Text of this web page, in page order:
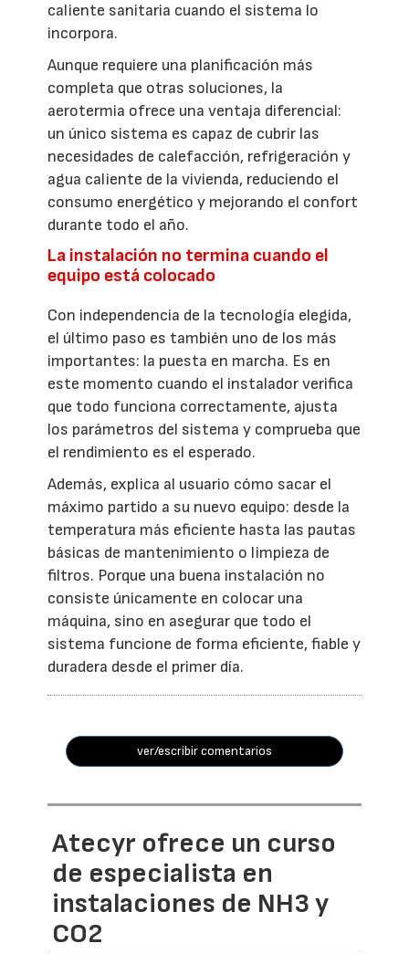
caliente sanitaria cuando el sistema lo
incorpora.
Aunque requiere una planificación más
completa que otras soluciones, la
aerotermia ofrece una ventaja diferencial:
un único sistema es capaz de cubrir las
necesidades de calefacción, refrigeración y
agua caliente de la vivienda, reduciendo el
consumo energético y mejorando el confort
durante todo el año.
La instalación no termina cuando el
equipo está colocado
Con independencia de la tecnología elegida,
el último paso es también uno de los más
importantes: la puesta en marcha. Es en
este momento cuando el instalador verifica
que todo funciona correctamente, ajusta
los parámetros del sistema y comprueba que
el rendimiento es el esperado.
Además, explica al usuario cómo sacar el
máximo partido a su nuevo equipo: desde la
temperatura más eficiente hasta las pautas
básicas de mantenimiento o limpieza de
filtros. Porque una buena instalación no
consiste únicamente en colocar una
máquina, sino en asegurar que todo el
sistema funcione de forma eficiente, fiable y
duradera desde el primer día.
ver/escribir comentarios
Atecyr ofrece un curso
de especialista en
instalaciones de NH3 y
CO2